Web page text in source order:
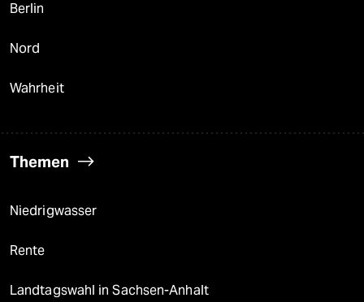
Berlin
Nord
Wahrheit
Themen
Niedrigwasser
Rente
Landtagswahl in Sachsen-Anhalt